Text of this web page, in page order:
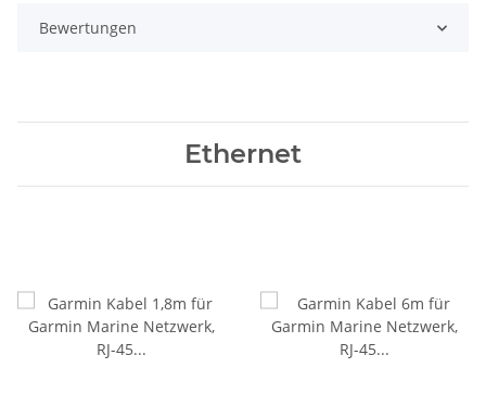
Bewertungen
Ethernet